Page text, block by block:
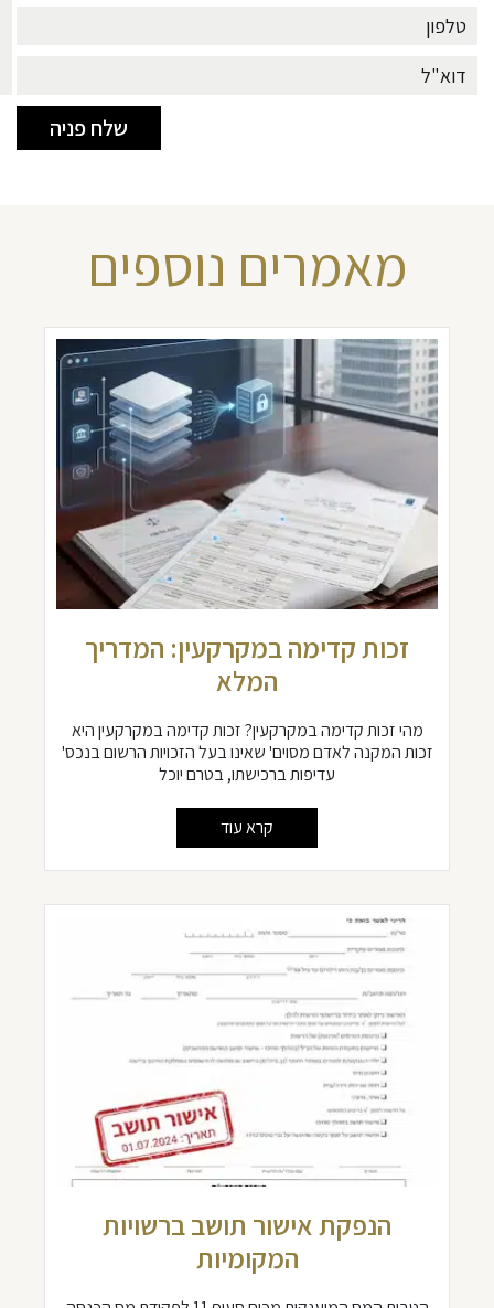
מאמרים נוספים
זכות קדימה במקרקעין: המדריך
המלא
מהי זכות קדימה במקרקעין? זכות קדימה במקרקעין היא
זכות המקנה לאדם מסוים' שאינו בעל הזכויות הרשום בנכס'
עדיפות ברכישתו, בטרם יוכל
קרא עוד
הנפקת אישור תושב ברשויות
המקומיות